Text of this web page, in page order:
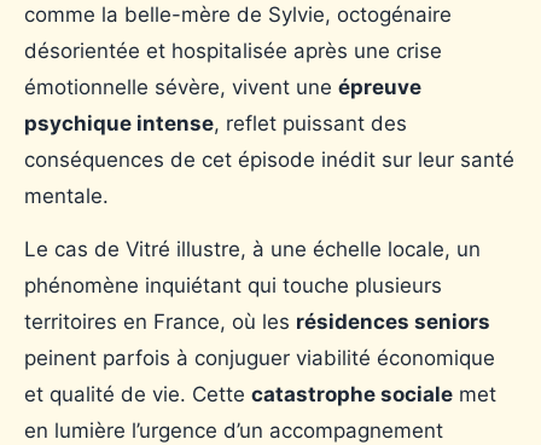
comme la belle-mère de Sylvie, octogénaire
désorientée et hospitalisée après une crise
émotionnelle sévère, vivent une épreuve
psychique intense, reflet puissant des
conséquences de cet épisode inédit sur leur santé
mentale.
Le cas de Vitré illustre, à une échelle locale, un
phénomène inquiétant qui touche plusieurs
territoires en France, où les résidences seniors
peinent parfois à conjuguer viabilité économique
et qualité de vie. Cette catastrophe sociale met
en lumière l’urgence d’un accompagnement